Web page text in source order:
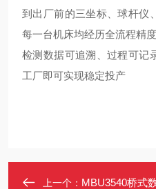
到出厂前的三坐标、球杆仪
每一台机床均经历全流程精度
检测数据可追溯、过程可记
工厂即可实现稳定投产
上一个： MBU3540桥式